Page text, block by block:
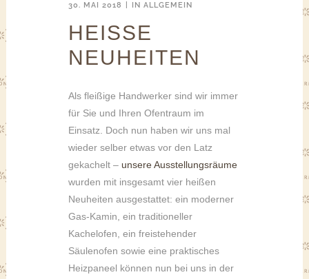
30. MAI 2018 IN ALLGEMEIN
HEISSE N
EUHEITEN
Als fleißige Handwerker sind wir immer
für Sie und Ihren Ofentraum im
Einsatz. Doch nun haben wir uns mal
wieder selber etwas vor den Latz
gekachelt – unsere Ausstellungsräume
wurden mit insgesamt vier heißen
Neuheiten ausgestattet: ein moderner
Gas-Kamin, ein traditioneller
Kachelofen, ein freistehender
Säulenofen sowie eine praktisches
Heizpaneel können nun bei uns in der